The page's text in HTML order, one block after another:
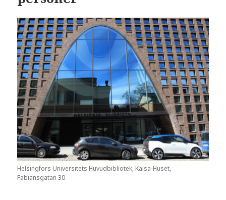
Helsingfors Universitets Huvudbibliotek, Kaisa-Huset,
Fabiansgatan 30